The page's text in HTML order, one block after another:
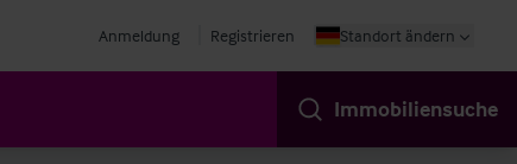
Anmeldung Registrieren Standort ändern
Immobiliensuche